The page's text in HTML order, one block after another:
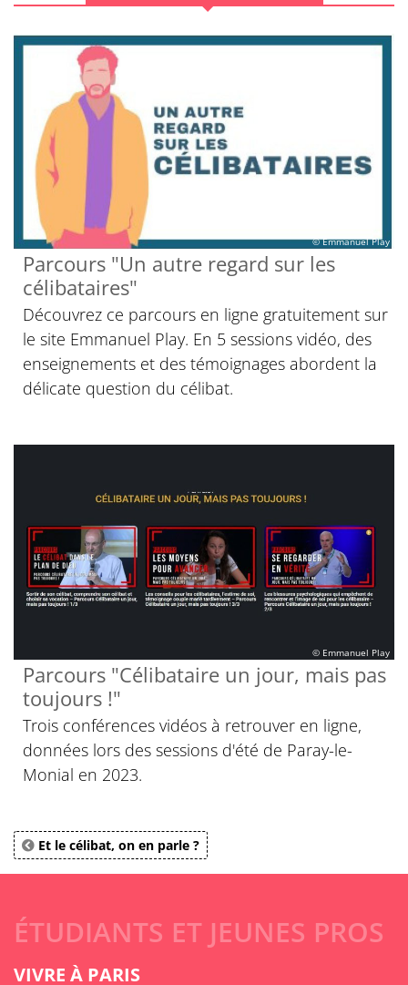
© Emmanuel Play
Parcours "Un autre regard sur les
célibataires"
Découvrez ce parcours en ligne gratuitement sur
le site Emmanuel Play. En 5 sessions vidéo, des
enseignements et des témoignages abordent la
délicate question du célibat.
© Emmanuel Play
Parcours "Célibataire un jour, mais pas
toujours !"
Trois conférences vidéos à retrouver en ligne,
données lors des sessions d'été de Paray-le-
Monial en 2023.
Et le célibat, on en parle ?
ÉTUDIANTS ET JEUNES PROS
VIVRE À PARIS